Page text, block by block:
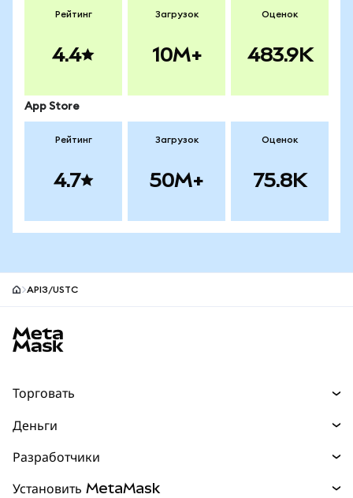
Рейтинг
4.4
Загрузок
10M+
Оценок
483.9K
App Store
Рейтинг
4.7
Загрузок
50M+
Оценок
75.8K
API3/USTC
Торговать
Прогнозы
Перпы НОВИНКА
Деньги
Разработчики
Установить MetaMask